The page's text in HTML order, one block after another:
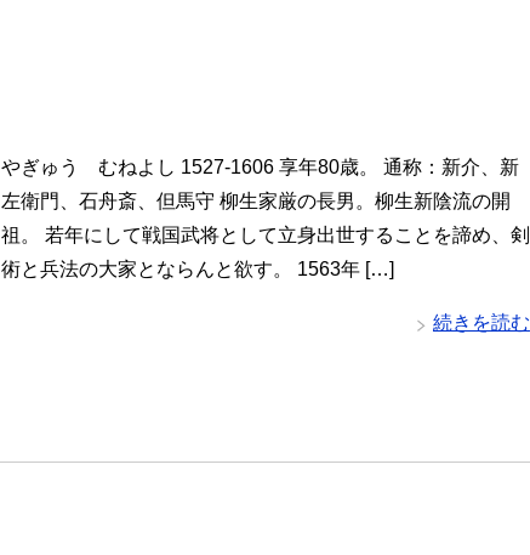
やぎゅう むねよし 1527-1606 享年80歳。 通称：新介、新
左衛門、石舟斎、但馬守 柳生家厳の長男。柳生新陰流の開
祖。 若年にして戦国武将として立身出世することを諦め、剣
術と兵法の大家とならんと欲す。 1563年 […]
続きを読む